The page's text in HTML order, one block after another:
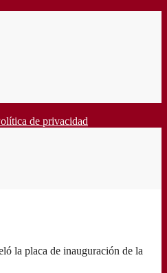
de privacidad
la placa de inauguración de la